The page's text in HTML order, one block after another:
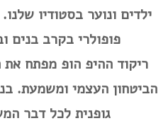
ילדים ונוער בסטודיו
פופולרי בקרב בנים
ריקוד ההיפ הופ מפתח את
הביטחון העצמי ומשמעת.
גופנית לכל דבר